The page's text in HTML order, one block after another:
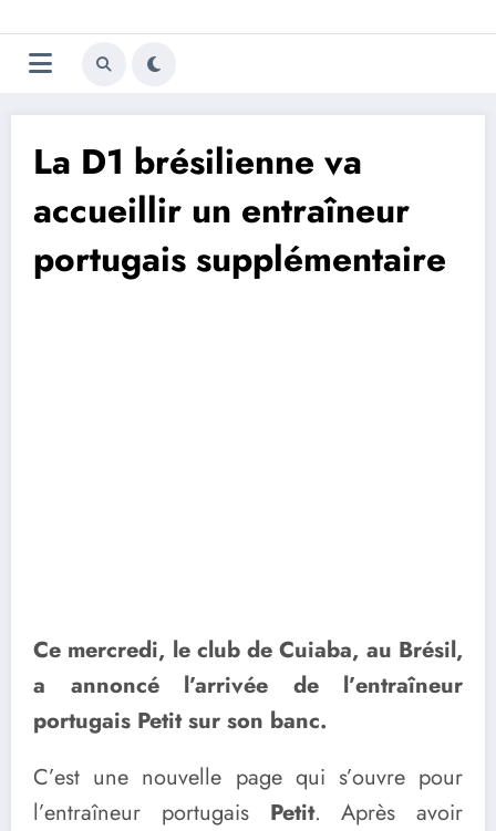
au
contenu
Trivela
L'actualité du football
La D1 brésilienne va
accueillir un entraîneur
portugais supplémentaire
Ce mercredi, le club de Cuiaba, au Brésil,
a annoncé l’arrivée de l’entraîneur
portugais Petit sur son banc.
C’est une nouvelle page qui s’ouvre pour
l’entraîneur portugais Petit. Après avoir